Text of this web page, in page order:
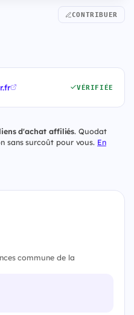
CONTRIBUER
VÉRIFIÉE
liens d'achat affiliés. Quodat
sans surcoût pour vous. En
commune de la